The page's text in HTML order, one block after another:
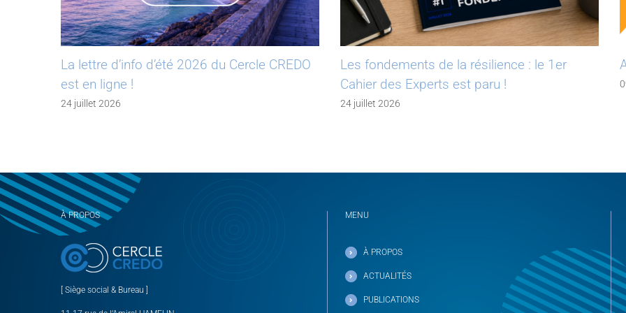
La lettre d’info d’été 2026 du Cercle CREDO
est en ligne !
24 juillet 2026
Les fondements de la résilience : le 1er
Cahier des Experts est paru !
24 juillet 2026
À PROPOS
[ Siège social & Bureau ]
MENU
À PROPOS
ACTUALITÉS
PUBLICATIONS